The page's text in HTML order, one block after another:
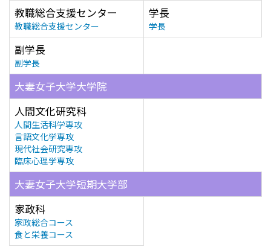
教職総合支援センター
教職総合支援センター
学長
学長
副学長
副学長
大妻女子大学大学院
人間文化研究科
人間生活科学専攻
言語文化学専攻
現代社会研究専攻
臨床心理学専攻
大妻女子大学短期大学部
家政科
家政総合コース
食と栄養コース